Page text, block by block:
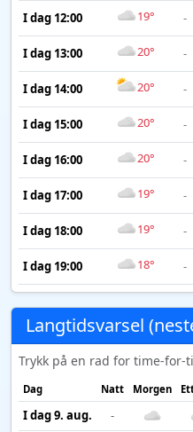
I dag 12:00 19° -
I dag 13:00 20° -
I dag 14:00 20° -
I dag 15:00 20° -
I dag 16:00 20° -
I dag 17:00 19° -
I dag 18:00 19° -
I dag 19:00 18° -
Langtidsvarsel
Trykk på en rad for time-for-
Dag Natt Morgen
I dag 9. aug. -